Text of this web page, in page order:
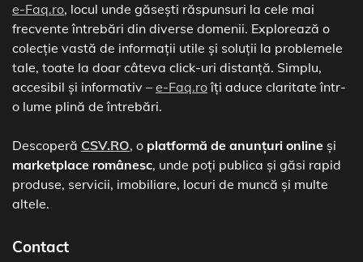
e-Faq.ro, locul unde găsești răspunsuri la cele mai
frecvente întrebări din diverse domenii. Explorează o
colecție vastă de informații utile și soluții la problemele
tale, toate la doar câteva click-uri distanță. Simplu,
accesibil și informativ – e-Faq.roîți aduce claritate într-
o lume plină de întrebări.
Descoperă CSV.RO, o platformă de anunțuri online și
marketplace românesc, unde poți publica și găsi rapid
produse, servicii, imobiliare, locuri de muncă și multe
altele.
Contact